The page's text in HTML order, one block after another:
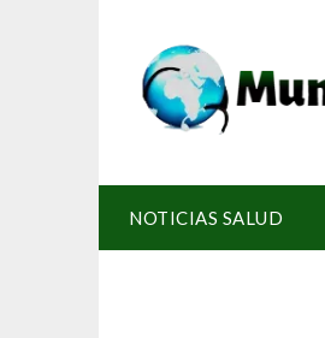
NOTICIAS SALUD